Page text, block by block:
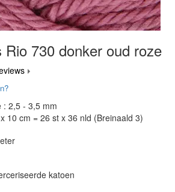
Rio 730 donker oud roze
: 2,5 - 3,5 mm
10 cm = 26 st x 36 nld (Breinaald 3)
katoen